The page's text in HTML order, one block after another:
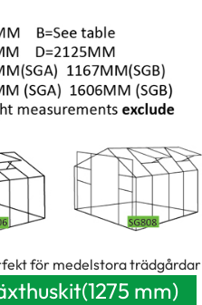
för medelstora trädgårdar
(1275 mm)